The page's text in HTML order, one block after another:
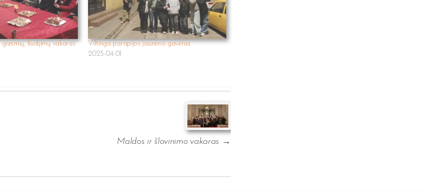
liudijimų vakaras
Viltinga parapijos jaunimo gavėnia
2025-04-01
Maldos ir šlovinimo vakaras →